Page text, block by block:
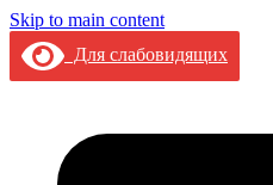
Skip to main content
Для слабовидящих